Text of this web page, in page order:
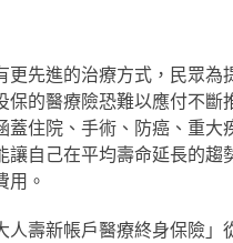
更先進的治療方式，民眾為
的醫療險恐難以應付不斷
蓋住院、手術、防癌、重大
自己在平均壽命延長的趨
用。
壽新帳戶醫療終身保險」